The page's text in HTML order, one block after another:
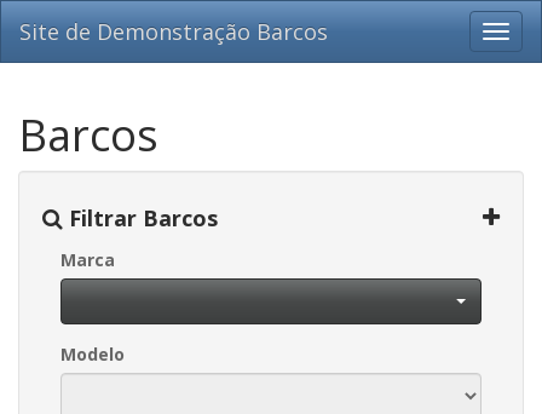
Site de Demonstração Barcos
Barcos
Filtrar Barcos
Marca
Modelo